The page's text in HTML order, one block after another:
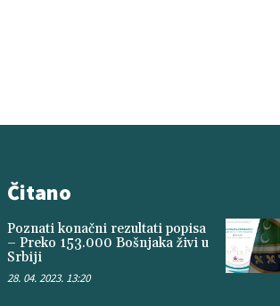
Čitano
Poznati konačni rezultati popisa
– Preko 153.000 Bošnjaka živi u
Srbiji
28. 04. 2023. 13:20